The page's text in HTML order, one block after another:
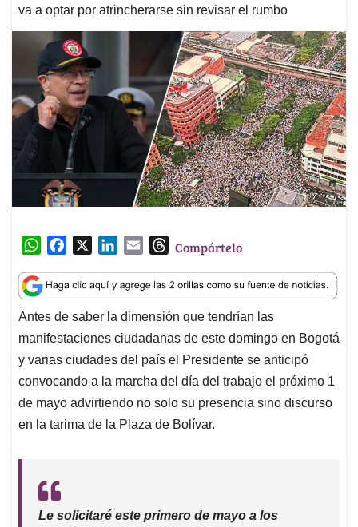
va a optar por atrincherarse sin revisar el rumbo
W
a
t
s
A
p
p
c
e
b
o
o
k
n
k
e
d
I
n
a
i
l
T
r
e
a
d
s
Compártelo
Antes de saber la dimensión que tendrían las
manifestaciones ciudadanas de este domingo en Bogotá
y varias ciudades del país el Presidente se anticipó
convocando a la marcha del día del trabajo el próximo 1
de mayo advirtiendo no solo su presencia sino discurso
en la tarima de la Plaza de Bolívar.
Le solicitaré este primero de mayo a los